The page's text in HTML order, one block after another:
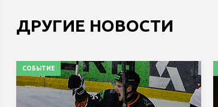
ДРУГИЕ НОВОСТИ
СОБЫТИЕ